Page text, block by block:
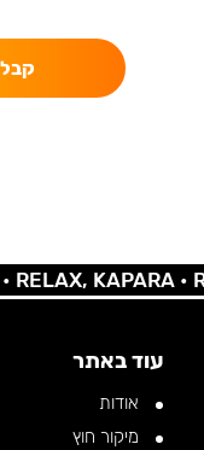
KAPARA •
עוד באתר
אודות
מיקור חוץ